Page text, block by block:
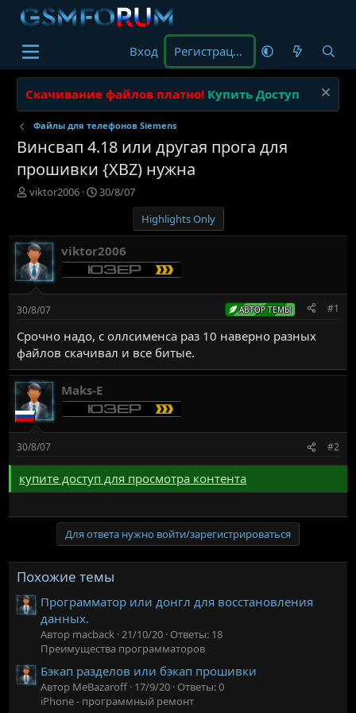
Вход Регистрация
Скачивание файлов платно! Купить Доступ
Файлы для телефонов Siemens
Винсвап 4.18 или другая прога для
прошивки {XBZ) нужна
А
о
р
т
е
м
ы
viktor2006
Д
а
н
а
ч
а
30/8/07
Highlights Only
viktor2006
30/8/07 АВТОР ТЕМЫ #1
Срочно надо, с оллсименса раз 10 наверно разных
файлов скачивал и все битые.
Maks-E
30/8/07 #2
купите доступ для просмотра контента
Для ответа нужно войти/зарегистрироваться
Похожие темы
Программатор или донгл для восстановления
данных.
Автор macback 21/10/20 Ответы: 18
Преимущества программаторов
Бэкап разделов или бэкап прошивки
Автор MeBazaroff 17/9/20 Ответы: 0
iPhone - программный ремонт